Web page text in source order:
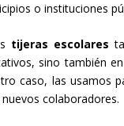
o instituciones
tijeras escolares
sino también
caso, las usamos
colaboradores.